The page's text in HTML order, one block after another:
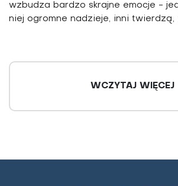
wzbudza bardzo skrajne emocje -
niej ogromne nadzieje, inni twierdzą,
WCZYTAJ WIĘCEJ